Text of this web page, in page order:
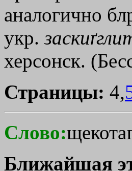
аналогично
укр.
херсонск.
Страницы: 4,
Слово:
Ближайшая